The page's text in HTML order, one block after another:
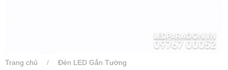
Trang chủ / Đèn LED Gắn Tường